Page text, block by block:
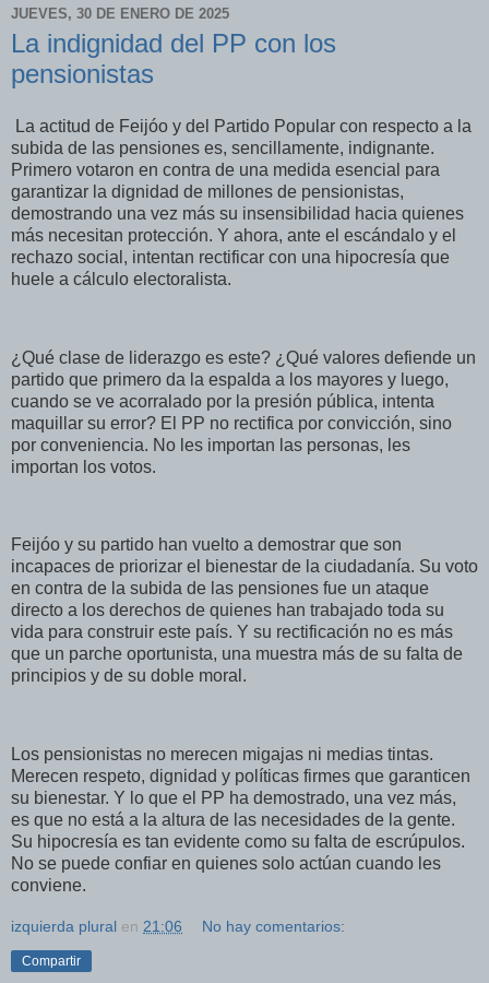
JUEVES, 30 DE ENERO DE 2025
La indignidad del PP con los
pensionistas
La actitud de Feijóo y del Partido Popular con respecto a la
subida de las pensiones es, sencillamente, indignante.
Primero votaron en contra de una medida esencial para
garantizar la dignidad de millones de pensionistas,
demostrando una vez más su insensibilidad hacia quienes
más necesitan protección. Y ahora, ante el escándalo y el
rechazo social, intentan rectificar con una hipocresía que
huele a cálculo electoralista.
¿Qué clase de liderazgo es este? ¿Qué valores defiende un
partido que primero da la espalda a los mayores y luego,
cuando se ve acorralado por la presión pública, intenta
maquillar su error? El PP no rectifica por convicción, sino
por conveniencia. No les importan las personas, les
importan los votos.
Feijóo y su partido han vuelto a demostrar que son
incapaces de priorizar el bienestar de la ciudadanía. Su voto
en contra de la subida de las pensiones fue un ataque
directo a los derechos de quienes han trabajado toda su
vida para construir este país. Y su rectificación no es más
que un parche oportunista, una muestra más de su falta de
principios y de su doble moral.
Los pensionistas no merecen migajas ni medias tintas.
Merecen respeto, dignidad y políticas firmes que garanticen
su bienestar. Y lo que el PP ha demostrado, una vez más,
es que no está a la altura de las necesidades de la gente.
Su hipocresía es tan evidente como su falta de escrúpulos.
No se puede confiar en quienes solo actúan cuando les
conviene.
izquierda plural en 21:06 No hay comentarios:
Compartir